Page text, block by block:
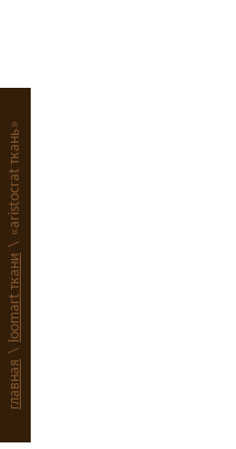
главная
\
loomart ткани
\
«aristocrat ткань»